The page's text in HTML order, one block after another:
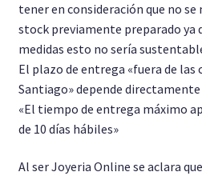
tener en consideración que no se
stock previamente preparado ya
medidas esto no sería
El plazo de entrega «fuera de las
Santiago» depende directamente
«El tiempo de entrega máximo
de 10 días hábiles»
Al ser Joyeria Online se aclara